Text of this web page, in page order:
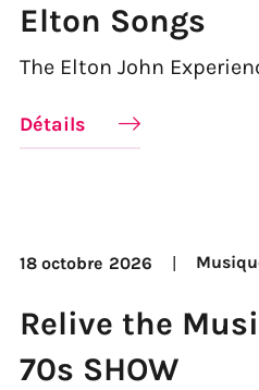
Elton Songs
The Elton John
Détails
18 octobre 2026
Relive the
70s SHOW